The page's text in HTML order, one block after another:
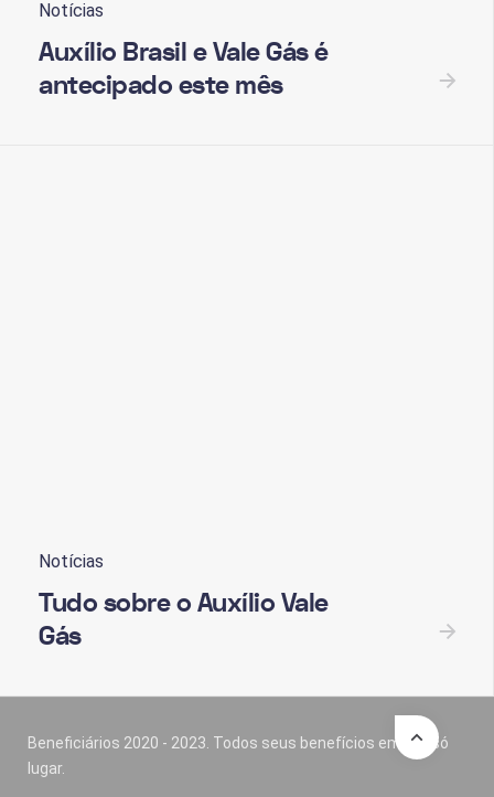
Notícias
Auxílio Brasil e Vale Gás é
antecipado este mês
Notícias
Tudo sobre o Auxílio Vale
Gás
Beneficiários 2020 - 2023. Todos seus benefícios em um só
lugar.